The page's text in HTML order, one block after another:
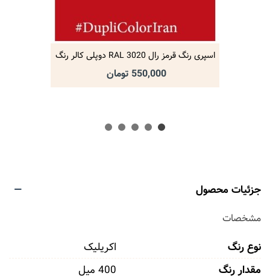
اسپری رنگ قرمز رال RAL 3020 دوپلی کالر رنگ
اکریلیک
550,000 تومان
جزئیات محصول
مشخصات
نوع رنگ
اکریلیک
مقدار رنگ
400 میل